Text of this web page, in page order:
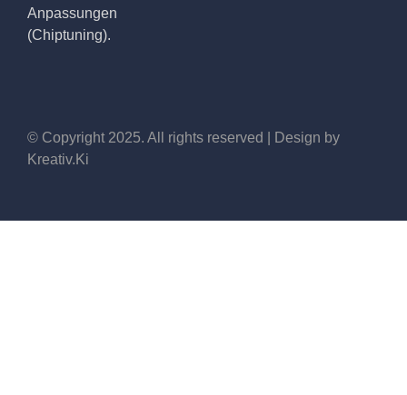
Anpassungen
(Chiptuning).
© Copyright 2025. All rights reserved | Design by
Kreativ.Ki